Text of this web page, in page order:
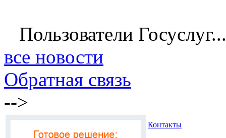
Пользователи Госуслуг...
все новости
Обратная связь
-->
Контакты